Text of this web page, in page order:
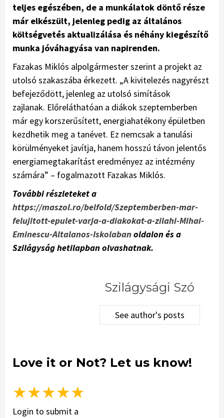
teljes egészében, de a munkálatok döntő része
már elkészült, jelenleg pedig az általános
költségvetés aktualizálása és néhány kiegészítő
munka jóváhagyása van napirenden.
Fazakas Miklós alpolgármester szerint a projekt az
utolsó szakaszába érkezett. „A kivitelezés nagyrészt
befejeződött, jelenleg az utolsó simítások
zajlanak. Előreláthatóan a diákok szeptemberben
már egy korszerűsített, energiahatékony épületben
kezdhetik meg a tanévet. Ez nemcsak a tanulási
körülményeket javítja, hanem hosszú távon jelentős
energiamegtakarítást eredményez az intézmény
számára” – fogalmazott Fazakas Miklós.
További részleteket a
https://maszol.ro/belfold/Szeptemberben-mar-
felujitott-epulet-varja-a-diakokat-a-zilahi-Mihai-
Eminescu-Altalanos-Iskolabanoldalon és a
Szilágyság hetilapban olvashatnak.
Szilágysági Szó
See author's posts
Love it or Not? Let us know!
★★★★★
Login to submit a